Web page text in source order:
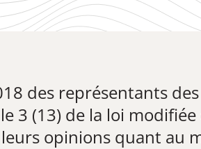
des représentants des
(13) de la loi
opinions quant au